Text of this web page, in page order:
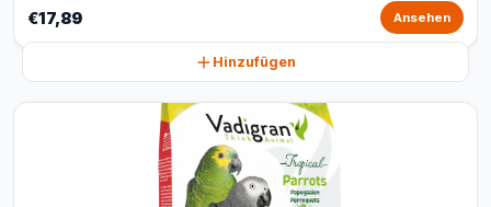
€17,89 Ansehen
Hinzufügen